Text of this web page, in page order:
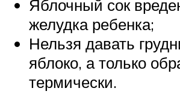
Яблочный сок
желудка ребенка;
Нельзя давать
яблоко, а только
термически.